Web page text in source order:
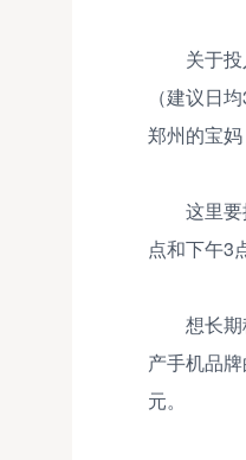
关于
（建议日
郑州的宝
这里
点和下午3
想长
产手机品
元。